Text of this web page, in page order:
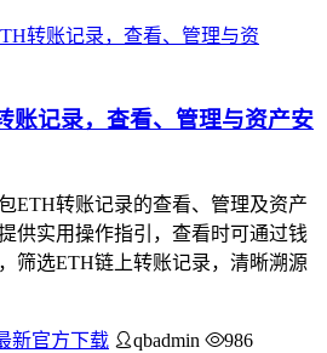
账记录，查看、管理与资产安
ETH转账记录的查看、管理及资产
供实用操作指引，查看时可通过钱
筛选ETH链上转账记录，清晰溯源
新官方下载 qbadmin
986